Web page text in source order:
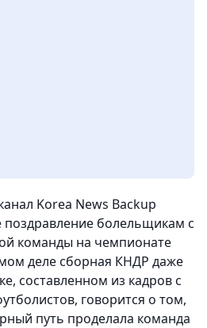
Korea News Backup
поздравление болельщикам с
команды на чемпионате
деле сборная КНДР даже
составленном из кадров с
говорится о том,
путь проделала команда